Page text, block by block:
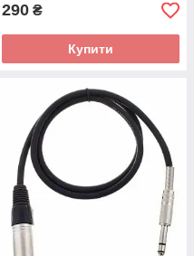
290 ₴
Купити